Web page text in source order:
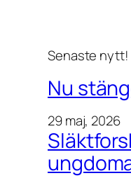
Senaste nytt!
Nu
29 maj, 2026